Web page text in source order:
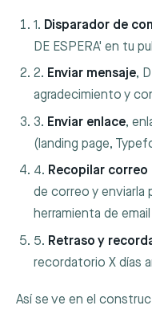
1. Disparador de
DE ESPERA' en tu
2. Enviar mensaje,
agradecimiento y
3. Enviar enlace,
(landing page,
4. Recopilar
de correo y enviarla
herramienta de email
5. Retraso y
recordatorio X días
Así se ve en el